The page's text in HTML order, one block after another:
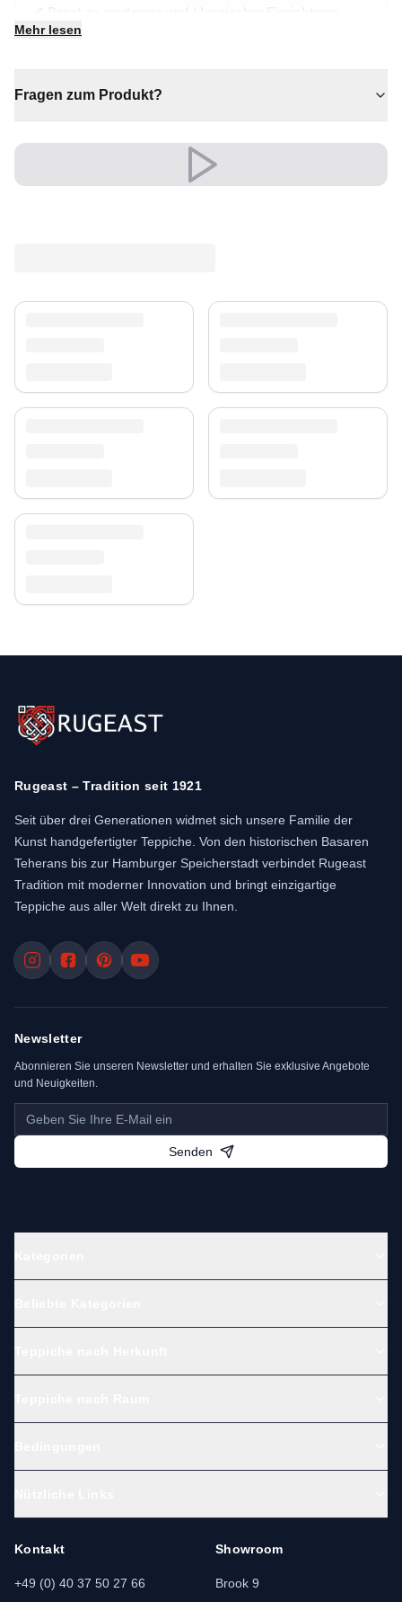
✔ Zeitloses Design für jeden Raum
✔ Sorgt für Wärme und Komfort
Mehr lesen
Fragen zum Produkt?
Rugeast – Tradition seit 1921
Seit über drei Generationen widmet sich unsere Familie der
Kunst handgefertigter Teppiche. Von den historischen Basaren
Teherans bis zur Hamburger Speicherstadt verbindet Rugeast
Tradition mit moderner Innovation und bringt einzigartige
Teppiche aus aller Welt direkt zu Ihnen.
Newsletter
Abonnieren Sie unseren Newsletter und erhalten Sie exklusive Angebote
und Neuigkeiten.
Senden
Kontakt
+49 (0) 40 37 50 27 66
Showroom
Brook 9